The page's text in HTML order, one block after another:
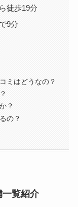
徒歩19分
9分
ミはどうなの？
？
の？
一覧紹介